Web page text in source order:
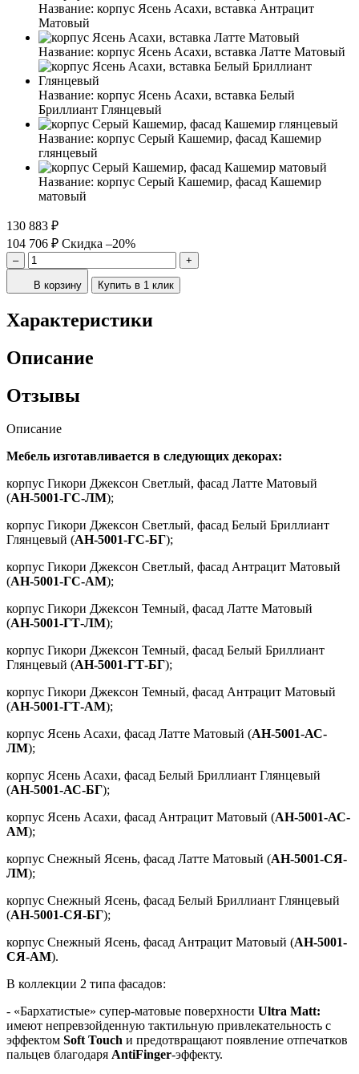
Название: корпус Ясень Асахи, вставка Антрацит
Матовый
Название: корпус Ясень Асахи, вставка Латте Матовый
Название: корпус Ясень Асахи, вставка Белый
Бриллиант Глянцевый
Название: корпус Серый Кашемир, фасад Кашемир
глянцевый
Название: корпус Серый Кашемир, фасад Кашемир
матовый
130 883 ₽
104 706 ₽ Скидка –20%
– +
В корзину Купить в 1 клик
Характеристики
Описание
Отзывы
Описание
Мебель изготавливается в следующих декорах:
корпус Гикори Джексон Светлый, фасад Латте Матовый
(АН-5001-ГС-ЛМ);
корпус Гикори Джексон Светлый, фасад Белый Бриллиант
Глянцевый (АН-5001-ГС-БГ);
корпус Гикори Джексон Светлый, фасад Антрацит Матовый
(АН-5001-ГС-АМ);
корпус Гикори Джексон Темный, фасад Латте Матовый
(АН-5001-ГТ-ЛМ);
корпус Гикори Джексон Темный, фасад Белый Бриллиант
Глянцевый (АН-5001-ГТ-БГ);
корпус Гикори Джексон Темный, фасад Антрацит Матовый
(АН-5001-ГТ-АМ);
корпус Ясень Асахи, фасад Латте Матовый (АН-5001-АС-
ЛМ);
корпус Ясень Асахи, фасад Белый Бриллиант Глянцевый
(АН-5001-АС-БГ);
корпус Ясень Асахи, фасад Антрацит Матовый (АН-5001-АС-
АМ);
корпус Снежный Ясень, фасад Латте Матовый (АН-5001-СЯ-
ЛМ);
корпус Снежный Ясень, фасад Белый Бриллиант Глянцевый
(АН-5001-СЯ-БГ);
корпус Снежный Ясень, фасад Антрацит Матовый (АН-5001-
СЯ-АМ).
В коллекции 2 типа фасадов:
- «Бархатистые» супер-матовые поверхности Ultra Matt:
имеют непревзойденную тактильную привлекательность с
эффектом SoftTouch и предотвращают появление отпечатков
пальцев благодаря AntiFinger-эффекту.